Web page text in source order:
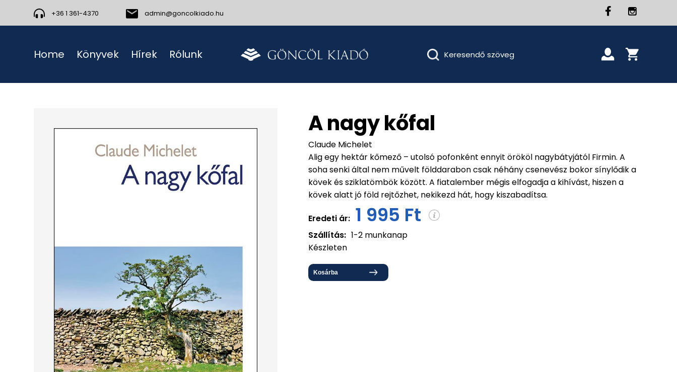
+36 1 361-4370 admin@goncolkiado.hu
Home Könyvek Hírek Rólunk
A nagy kőfal
Claude Michelet
Alig egy hektár kőmező – utolsó pofonként ennyit örököl nagybátyjától Firmin. A
soha senki által nem művelt földdarabon csak néhány csenevész bokor sínylődik a
kövek és sziklatömbök között. A fiatalember mégis elfogadja a kihívást, hiszen a
kövek alatt jó föld rejtőzhet, nekikezd hát, hogy kiszabadítsa.
Eredeti ár: 1 995 Ft
Szállítás: 1-2 munkanap
Készleten
Kosárba